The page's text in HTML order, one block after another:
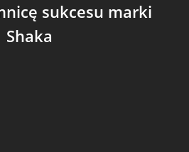
sukcesu marki
Shaka